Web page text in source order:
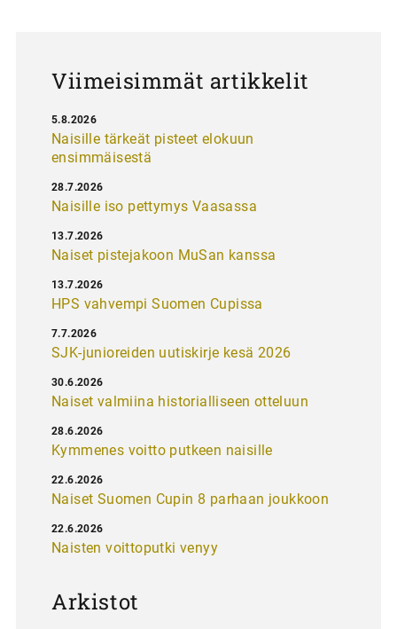
Viimeisimmät artikkelit
Naisille tärkeät pisteet elokuun
ensimmäisestä
5.8.2026
Naisille iso pettymys Vaasassa
28.7.2026
Naiset pistejakoon MuSan kanssa
13.7.2026
HPS vahvempi Suomen Cupissa
13.7.2026
SJK-junioreiden uutiskirje kesä 2026
7.7.2026
Naiset valmiina historialliseen otteluun
30.6.2026
Kymmenes voitto putkeen naisille
28.6.2026
Naiset Suomen Cupin 8 parhaan joukkoon
22.6.2026
Naisten voittoputki venyy
22.6.2026
Arkistot